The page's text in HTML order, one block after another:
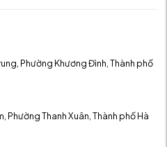
Phường Khương Đình, Thành phố
Phường Thanh Xuân, Thành phố Hà